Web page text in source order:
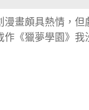
畫頗具熱情，但
《獵夢學園》我